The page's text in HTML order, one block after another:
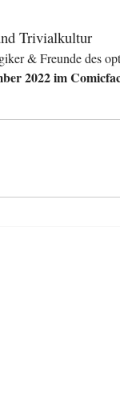
Trivialkultur
& Freunde des
2022 im